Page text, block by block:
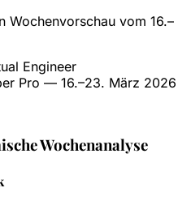
Wochenvorschau vom 16.–
Engineer
Pro — 16.–23. März 2026
Wochenanalyse